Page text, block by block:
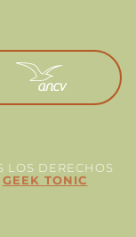
LOS DERECHOS
GEEK TONIC